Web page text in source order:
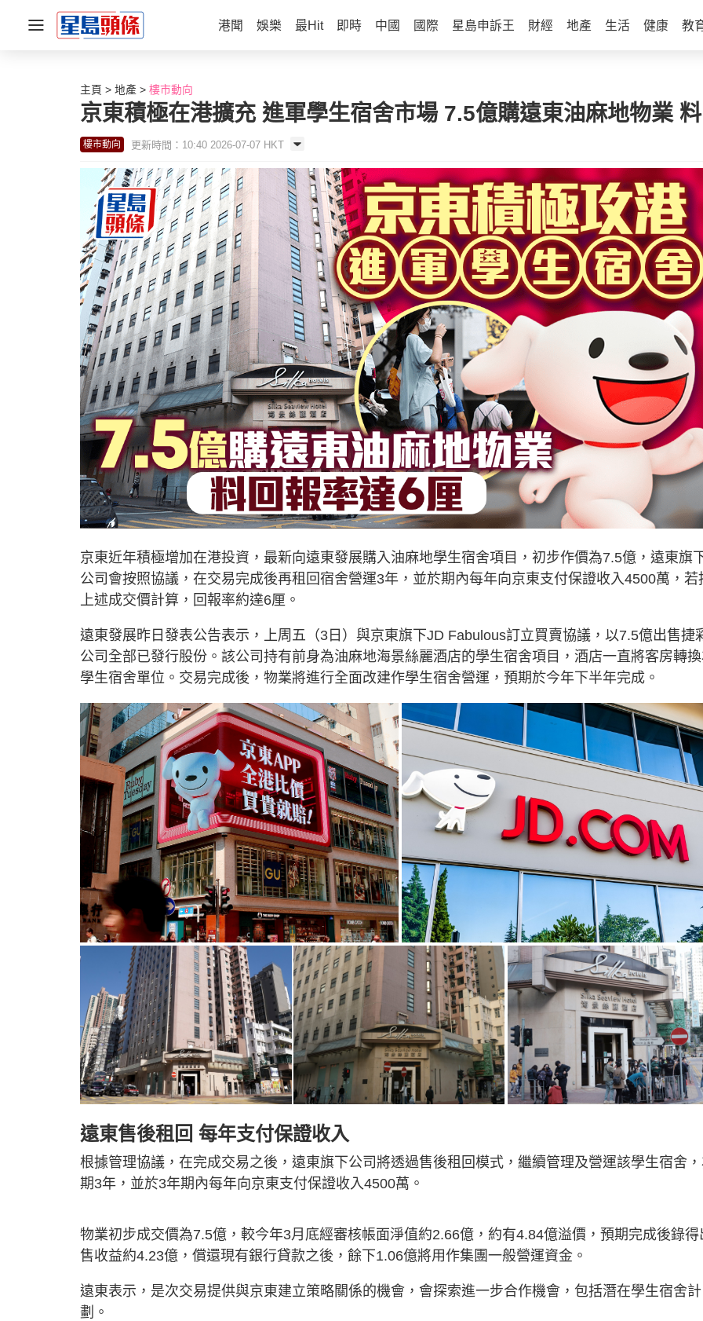
港聞 娛樂 最Hit 即時 中國 國際 星島申訴王 財經 地產 生活 健康 教
主頁 地產 樓市動向
京東積極在港擴充 進軍學生宿舍市場 7.5億購遠東油麻地物業
樓市動向 更新時間：10:40 2026-07-07 HKT
京東近年積極增加在港投資，最新向遠東發展購入油麻地學生宿舍項目，初步作價為7.5億，遠東旗
公司會按照協議，在交易完成後再租回宿舍營運3年，並於期內每年向京東支付保證收入4500萬，若
上述成交價計算，回報率約達6厘。
遠東發展昨日發表公告表示，上周五（3日）與京東旗下JD Fabulous訂立買賣協議，以7.5億出售捷
公司全部已發行股份。該公司持有前身為油麻地海景絲麗酒店的學生宿舍項目，酒店一直將客房轉
學生宿舍單位。交易完成後，物業將進行全面改建作學生宿舍營運，預期於今年下半年完成。
遠東售後租回 每年支付保證收入
根據管理協議，在完成交易之後，遠東旗下公司將透過售後租回模式，繼續管理及營運該學生宿舍
期3年，並於3年期內每年向京東支付保證收入4500萬。
物業初步成交價為7.5億，較今年3月底經審核帳面淨值約2.66億，約有4.84億溢價，預期完成後錄得
售收益約4.23億，償還現有銀行貸款之後，餘下1.06億將用作集團一般營運資金。
遠東表示，是次交易提供與京東建立策略關係的機會，會探索進一步合作機會，包括潛在學生宿舍計
劃。